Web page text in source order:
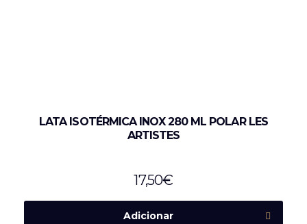
LATA ISOTÉRMICA INOX 280 ML POLAR LES
ARTISTES
17,50€
Adicionar